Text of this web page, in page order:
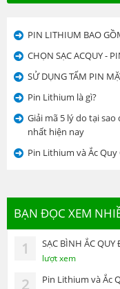
PIN LITHIUM BAO
CHỌN SẠC ACQUY -
SỬ DỤNG TẤM PIN
Pin Lithium là gì?
Giải mã 5 lý do tại
nhất hiện nay
Pin Lithium và Ắc
BẠN ĐỌC XEM
SẠC BÌNH ẮC
lượt xem
1
Pin Lithium và Ắc
2